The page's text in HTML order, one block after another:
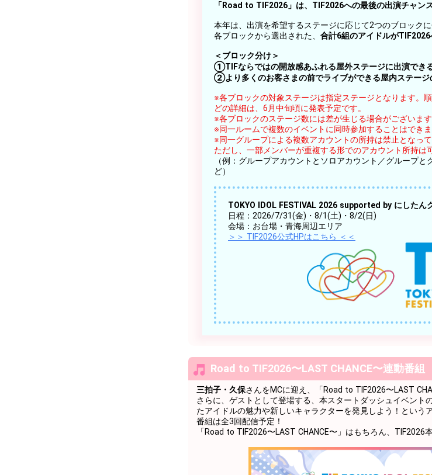
「Road to TIF2026」は、TIF2026への最後の出演チャン
本年は、出演を希望するステージに応じて2つのブロックに
各ブロックから選出された、 合計6組のアイドルが
＜ブロック分け＞
①TIFならではの開放感あふれる屋外ステージに出演でき
②より多くのお客さまの前でライブができる屋内ステージ
※各ブロックの対象ステージは指定ステージとなります。
どの詳細は、6月中旬頃に発表予定です。
※各ブロックのステージ数には差が生じる場合がございます
※同一ルームで複数のイベントに同時参加することはできま
※同一グループによる複数アカウントの所持は禁止となって
ただし、一部メンバーが重複する形でのアカウント所持は
（例：グループアカウントとソロアカウント／グループ
ど）
TOKYO IDOL FESTIVAL 2026 supported by にしたん
日程：2026/7/31(金)・8/1(土)・8/2(日)
会場：お台場・青海周辺エリア
＞＞ TIF2026公式HPはこちら ＜＜
Road to TIF2026〜LAST CHANCE〜連動番組
三拍子・久保さんをMCに迎え、「Road to TIF2026〜LAST
さらに、ゲストとして登場する、本スタートダッシュイベント
たアイドルの魅力や新しいキャラクターを発見しよう！という
番組は全3回配信予定！
「Road to TIF2026〜LAST CHANCE〜」はもちろん、TIF2026